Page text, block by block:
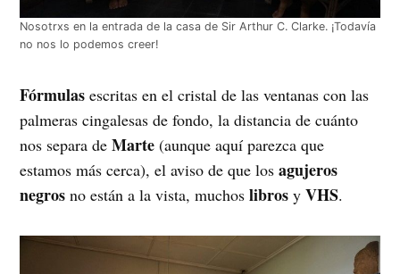
Nosotrxs en la entrada de la casa de Sir Arthur C. Clarke. ¡Todavía
no nos lo podemos creer!
Fórmulas escritas en el cristal de las ventanas con las
palmeras cingalesas de fondo, la distancia de cuánto
nos separa de Marte (aunque aquí parezca que
estamos más cerca), el aviso de que losagujeros
negros no están a la vista, muchoslibros yVHS.